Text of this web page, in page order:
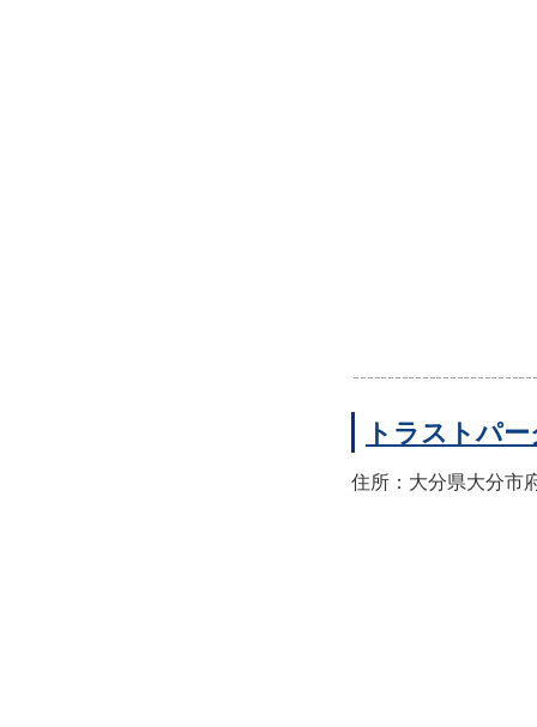
トラストパ
住所：大分県大分市